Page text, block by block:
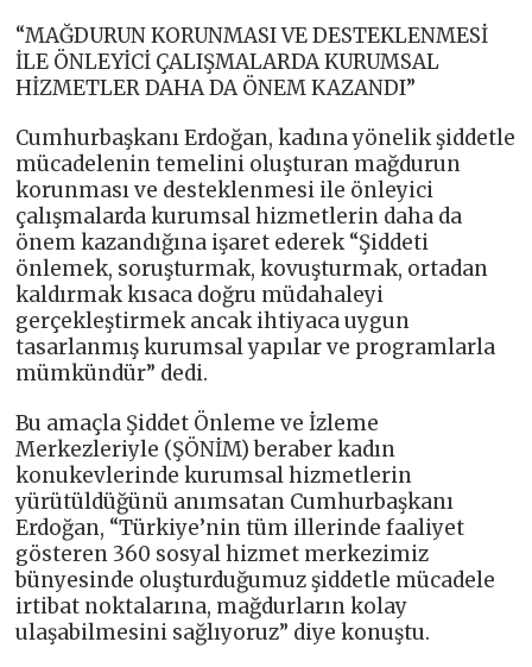
“MAĞDURUN KORUNMASI VE DESTEKLENMESİ
İLE ÖNLEYİCİ ÇALIŞMALARDA KURUMSAL
HİZMETLER DAHA DA ÖNEM KAZANDI”
Cumhurbaşkanı Erdoğan, kadına yönelik şiddetle
mücadelenin temelini oluşturan mağdurun
korunması ve desteklenmesi ile önleyici
çalışmalarda kurumsal hizmetlerin daha da
önem kazandığına işaret ederek “Şiddeti
önlemek, soruşturmak, kovuşturmak, ortadan
kaldırmak kısaca doğru müdahaleyi
gerçekleştirmek ancak ihtiyaca uygun
tasarlanmış kurumsal yapılar ve programlarla
mümkündür” dedi.
Bu amaçla Şiddet Önleme ve İzleme
Merkezleriyle (ŞÖNİM) beraber kadın
konukevlerinde kurumsal hizmetlerin
yürütüldüğünü anımsatan Cumhurbaşkanı
Erdoğan, “Türkiye’nin tüm illerinde faaliyet
gösteren 360 sosyal hizmet merkezimiz
bünyesinde oluşturduğumuz şiddetle mücadele
irtibat noktalarına, mağdurların kolay
ulaşabilmesini sağlıyoruz” diye konuştu.